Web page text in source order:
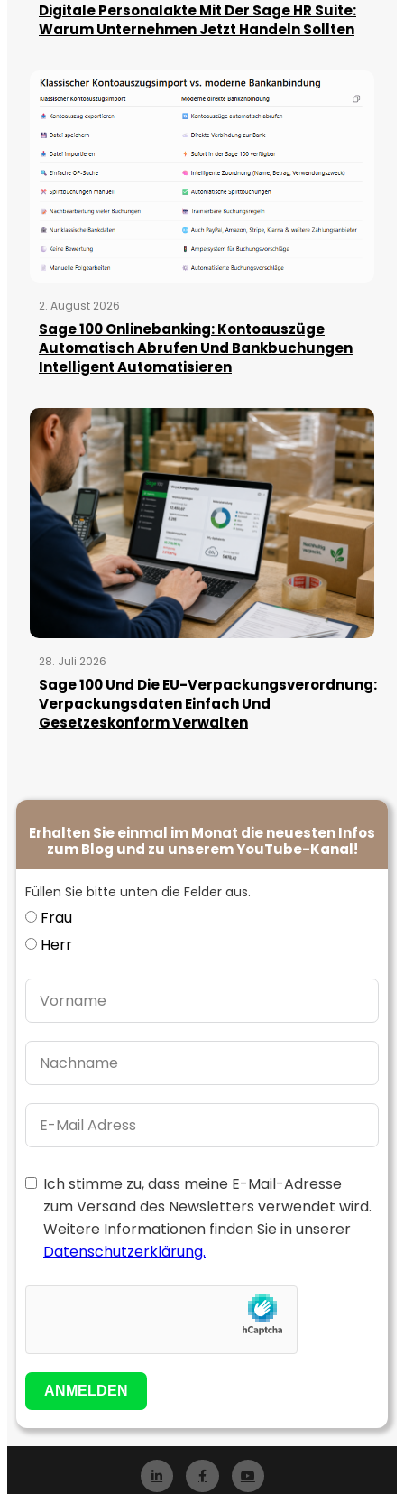
Digitale Personalakte Mit Der Sage HR Suite:
Warum Unternehmen Jetzt Handeln Sollten
2. August 2026
Sage 100 Onlinebanking: Kontoauszüge
Automatisch Abrufen Und Bankbuchungen
Intelligent Automatisieren
28. Juli 2026
Sage 100 Und Die EU-Verpackungsverordnung:
Verpackungsdaten Einfach Und
Gesetzeskonform Verwalten
Erhalten Sie einmal im Monat die neuesten Infos
zum Blog und zu unserem YouTube-Kanal!
Füllen Sie bitte unten die Felder aus.
Frau
Herr
Ich stimme zu, dass meine E-Mail-Adresse
zum Versand des Newsletters verwendet wird.
Weitere Informationen finden Sie in unserer
Datenschutzerklärung.
ANMELDEN